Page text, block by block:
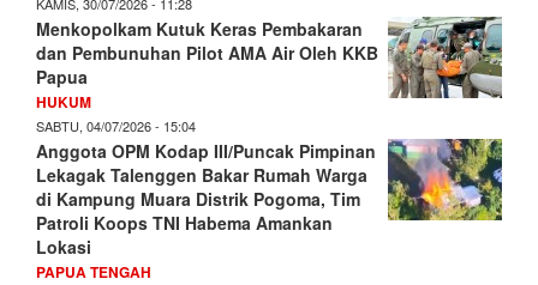
Menkopolkam Kutuk Keras Pembakaran
dan Pembunuhan Pilot AMA Air Oleh KKB
Papua
HUKUM
SABTU, 04/07/2026 - 15:04
Anggota OPM Kodap III/Puncak Pimpinan
Lekagak Talenggen Bakar Rumah Warga
di Kampung Muara Distrik Pogoma, Tim
Patroli Koops TNI Habema Amankan
Lokasi
PAPUA TENGAH